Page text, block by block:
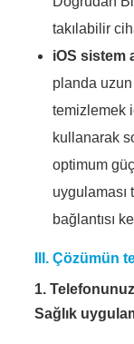
takılabilir
iOS sistem
planda uzun
temizlemek
kullanarak
optimum
uygulaması
bağlantısı
III. Çözümün
1.
Sağlık